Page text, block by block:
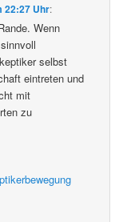
22:27 Uhr:
Wenn
selbst
eintreten und
mit
zu